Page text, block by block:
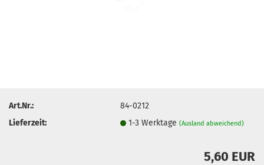
Art.Nr.:
84-0212
Lieferzeit:
1-3 Werktage(Ausland abweichend)
5,60 EUR